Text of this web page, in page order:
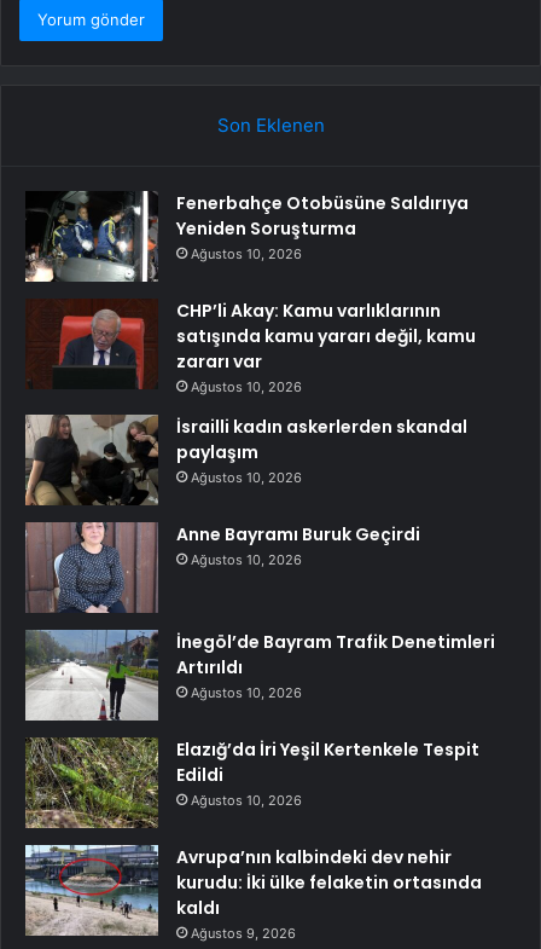
Son Eklenen
Fenerbahçe Otobüsüne Saldırıya
Yeniden Soruşturma
Ağustos 10, 2026
CHP’li Akay: Kamu varlıklarının
satışında kamu yararı değil, kamu
zararı var
Ağustos 10, 2026
İsrailli kadın askerlerden skandal
paylaşım
Ağustos 10, 2026
Anne Bayramı Buruk Geçirdi
Ağustos 10, 2026
İnegöl’de Bayram Trafik Denetimleri
Artırıldı
Ağustos 10, 2026
Elazığ’da İri Yeşil Kertenkele Tespit
Edildi
Ağustos 10, 2026
Avrupa’nın kalbindeki dev nehir
kurudu: İki ülke felaketin ortasında
kaldı
Ağustos 9, 2026